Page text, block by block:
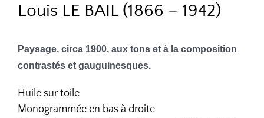
Louis LE BAIL (1866 – 1942)
Paysage, circa 1900, aux tons et à la composition
contrastés et gauguinesques.
Huile sur toile
Monogrammée en bas à droite